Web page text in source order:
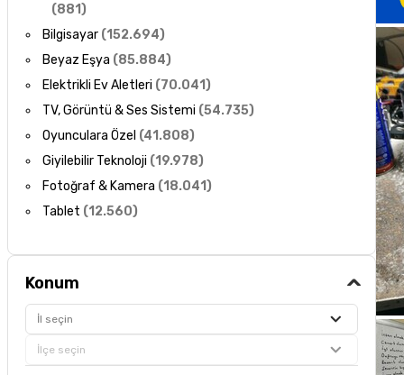
(881)
Bilgisayar (152.694)
Beyaz Eşya (85.884)
Elektrikli Ev Aletleri (70.041)
TV, Görüntü & Ses Sistemi (54.735)
Oyunculara Özel (41.808)
Giyilebilir Teknoloji (19.978)
Fotoğraf & Kamera (18.041)
Tablet (12.560)
Konum
İl seçin
İlçe seçin